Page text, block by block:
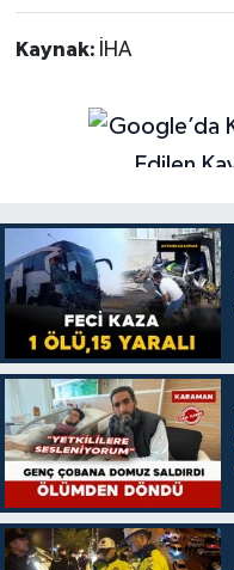
Kaynak: İHA